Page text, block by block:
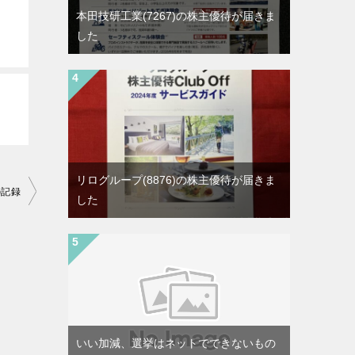
録
本田技研工業(7267)の株主優待が届きま
した
リログループ(8876)の株主優待が届きま
した
いい加減、選挙はネットでできないもの